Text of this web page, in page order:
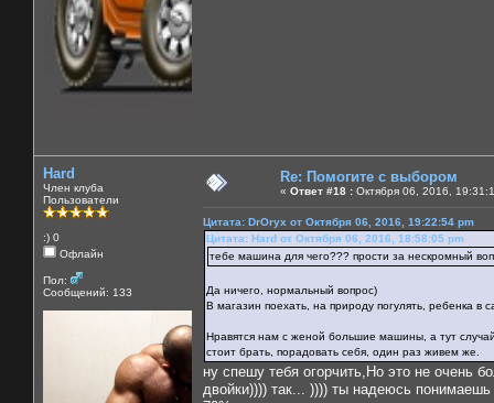
Hard
Член клуба
Пользователи
:) 0
Офлайн
Пол:
Сообщений: 133
Re: Помогите с выбором
« Ответ #18 : Октября 06, 2016,
Цитата: DrOryx от Октября 06, 2016, 19:22:54 pm
Цитата: Hard от Октября 06, 2016, 18:58:05 pm
тебе машина для чего??? прости за нескромный
Да ничего, нормальный вопрос)
В магазин поехать, на природу погулять, ребенка в
Нравятся нам с женой большие машины, а тут
стоит брать, порадовать себя, один раз живем же.
ну спешу тебя огорчить,Но это не очень
двойки)))) так... )))) ты надеюсь